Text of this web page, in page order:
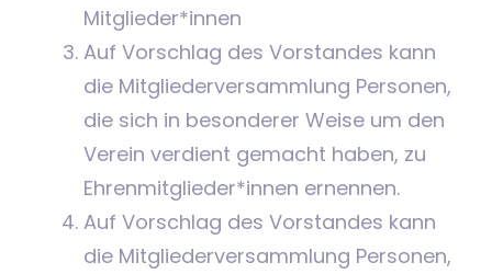
Mitglieder*innen
Auf Vorschlag des Vorstandes kann
die Mitgliederversammlung Personen,
die sich in besonderer Weise um den
Verein verdient gemacht haben, zu
Ehrenmitglieder*innen ernennen.
Auf Vorschlag des Vorstandes kann
die Mitgliederversammlung Personen,